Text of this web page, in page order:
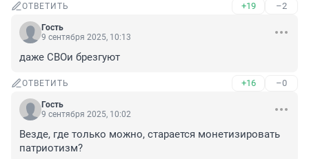
ОТВЕТИТЬ +19 –2
Гость
9 сентября 2025, 10:13
даже СВОи брезгуют
ОТВЕТИТЬ +16 –0
Гость
9 сентября 2025, 10:02
Везде, где только можно, старается монетизировать
патриотизм?